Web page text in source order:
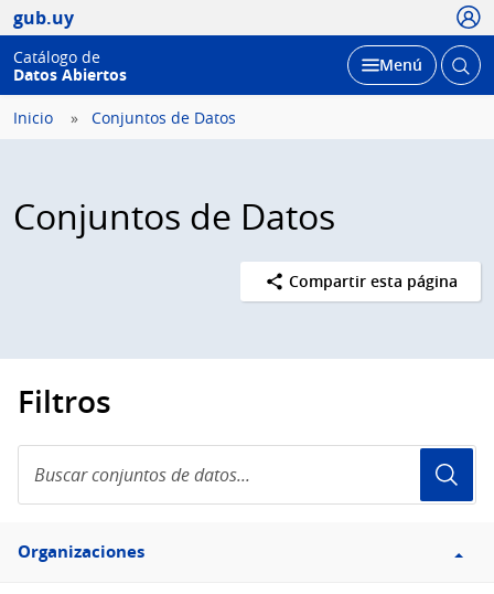
gub.uy
Catálogo de
Datos Abiertos
Desplegar
Menú Abrir
Inicio Conjuntos de Datos
Conjuntos de Datos
Compartir esta página
Filtros
conjuntos
de
Filtro
Organizaciones
Organizaciones